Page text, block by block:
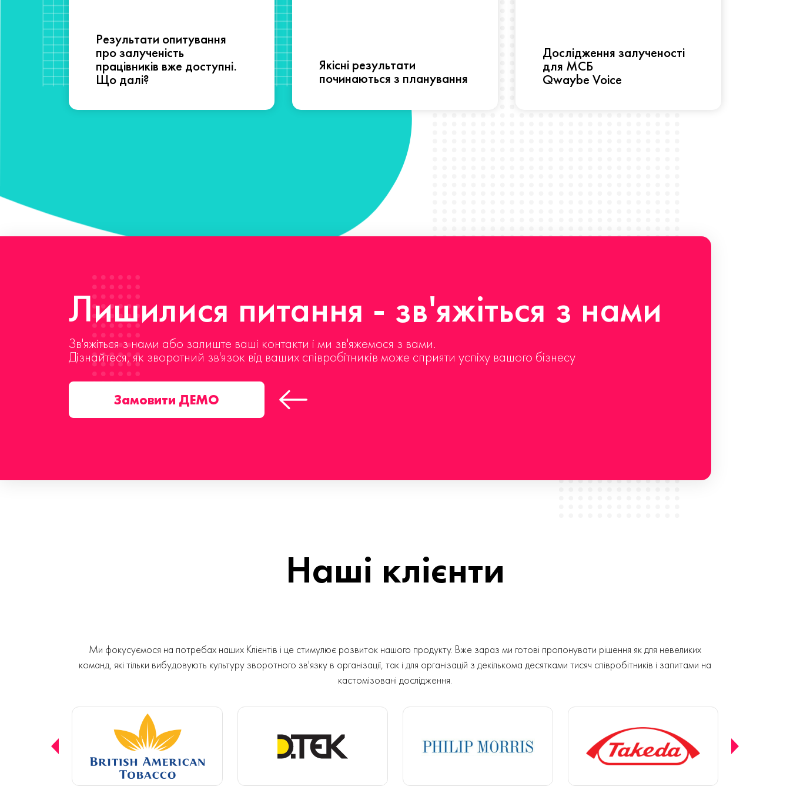
Результати опитування
про залученість
працівників вже доступні.
Що далі?
Якісні результати
починаються з планування
Дослідження залученості
для МСБ
Qwaybe Voice
Лишилися питання - зв'яжіться з нами
Зв'яжіться з нами або залиште ваші контакти і ми зв'яжемося з вами.
Дізнайтеся, як зворотний зв'язок від ваших співробітників може сприяти успіху вашого бізнесу
Замовити ДЕМО
Наші клієнти
Ми фокусуємося на потребах наших Клієнтів і це стимулює розвиток нашого продукту. Вже зараз ми готові пропонувати рішення як для невеликих
команд, які тільки вибудовують культуру зворотного зв'язку в організації, так і для організацій з декількома десятками тисяч співробітників і запитами на
кастомізовані дослідження.